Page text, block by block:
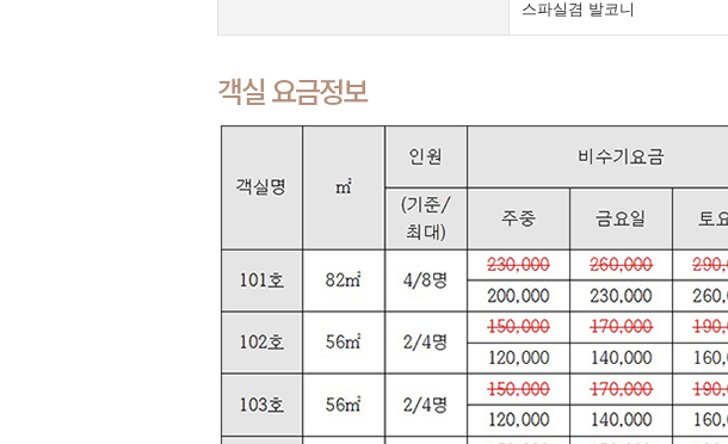
스파실겸 발코니
객실 요금정보